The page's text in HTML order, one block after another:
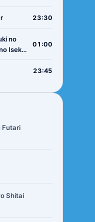
23:30
no
Isekai
01:00
23:45
Futari
Shitai